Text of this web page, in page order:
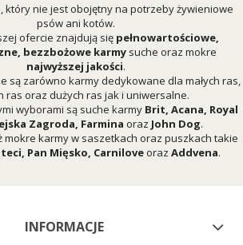
który nie jest obojętny na potrzeby żywieniowe
psów ani kotów.
ofercie znajdują się pełnowartościowe,
bezzbożowe karmy suche oraz mokre
najwyższej jakości.
są zarówno karmy dedykowane dla małych ras,
ras oraz dużych ras jak i uniwersalne.
wyborami są suche karmy Brit, Acana, Royal
Zagroda, Farmina oraz John Dog.
mokre karmy w saszetkach oraz puszkach takie
, Pan Mięsko, Carniloveoraz Addvena.
INFORMACJE